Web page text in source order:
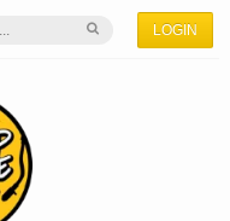
LOGIN